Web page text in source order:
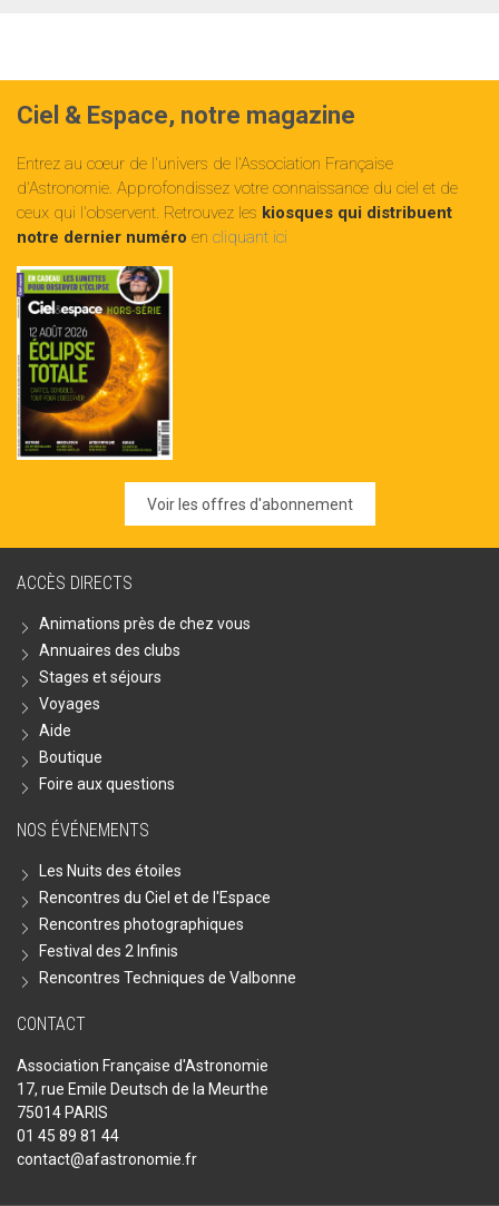
Ciel & Espace, notre magazine
Entrez au cœur de l'univers de l'Association Française
d'Astronomie. Approfondissez votre connaissance du ciel et de
ceux qui l'observent. Retrouvez les kiosques qui distribuent
notre dernier numéro en cliquant ici
Voir les offres d'abonnement
ACCÈS DIRECTS
Animations près de chez vous
Annuaires des clubs
Stages et séjours
Voyages
Aide
Boutique
Foire aux questions
NOS ÉVÉNEMENTS
Les Nuits des étoiles
Rencontres du Ciel et de l'Espace
Rencontres photographiques
Festival des 2 Infinis
Rencontres Techniques de Valbonne
CONTACT
Association Française d'Astronomie
17, rue Emile Deutsch de la Meurthe
75014 PARIS
01 45 89 81 44
contact@afastronomie.fr